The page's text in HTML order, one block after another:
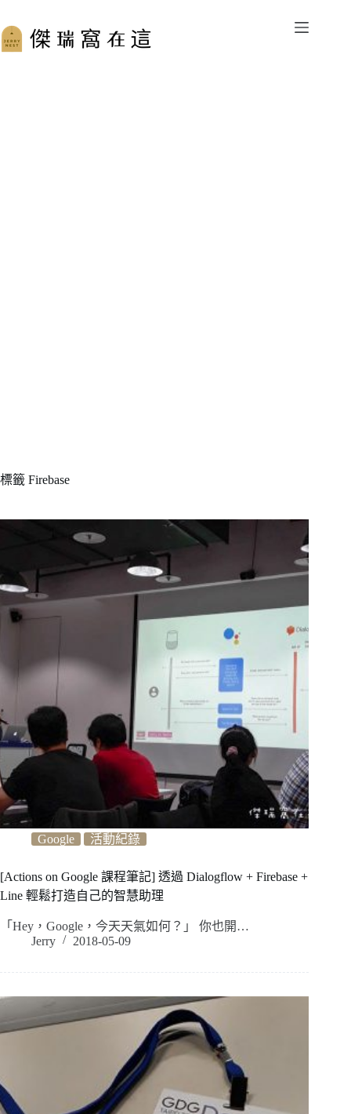
至
主
標籤 Firebase
Google 活動紀錄
[Actions on Google 課程筆記] 透過 Dialogflow + Firebase +
Line 輕鬆打造自己的智慧助理
「Hey，Google，今天天氣如何？」 你也開…
Jerry
2018-05-09